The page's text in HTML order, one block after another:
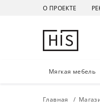
О ПРОЕКТЕ
Мягкая мебель
Главная